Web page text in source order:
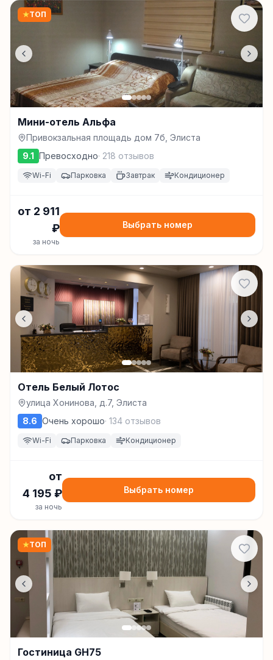
★ТОП
Мини-отель Альфа
Привокзальная площадь дом 7б, Элиста
9.1 Превосходно· 218 отзывов
Wi-Fi Парковка Завтрак Кондиционер
от 2 911
₽
за ночь
Выбрать номер
Отель Белый Лотос
улица Хонинова, д.7, Элиста
8.6 Очень хорошо· 134 отзывов
Wi-Fi Парковка Кондиционер
от
4 195 ₽
за ночь
Выбрать номер
★ТОП
Гостиница GH75